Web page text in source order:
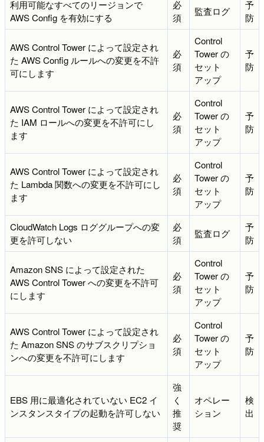
利用可能なすべてのリージョンで
AWS Config を有効にする
必
須
監査ログ
予
防
AWS Control Tower によって設定され
た AWS Config ルールへの変更を不許
可にします
必
須
Control
Tower の
セット
アップ
予
防
AWS Control Tower によって設定され
た IAM ロールへの変更を不許可にし
ます
必
須
Control
Tower の
セット
アップ
予
防
AWS Control Tower によって設定され
た Lambda 関数への変更を不許可にし
ます
必
須
Control
Tower の
セット
アップ
予
防
CloudWatch Logs ロググループへの変
更を許可しない
必
須
監査ログ
予
防
Amazon SNS によって設定された
AWS Control Tower への変更を不許可
にします
必
須
Control
Tower の
セット
アップ
予
防
AWS Control Tower によって設定され
た Amazon SNS のサブスクリプショ
ンへの変更を不許可にします
必
須
Control
Tower の
セット
アップ
予
防
EBS 用に最適化されていない EC2 イ
ンスタンスタイプの起動を許可しない
強
く
推
奨
オペレー
ション
検
出